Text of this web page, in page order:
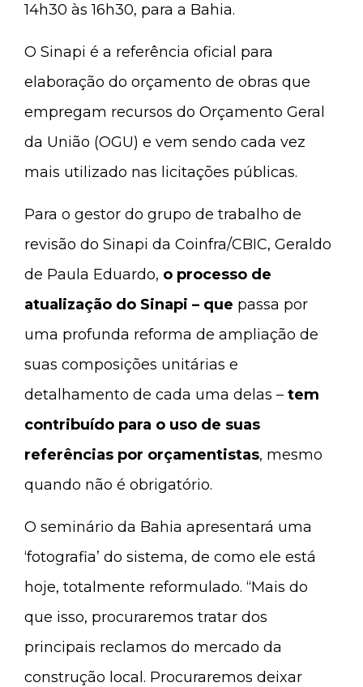
14h30 às 16h30, para a Bahia.
O Sinapi é a referência oficial para
elaboração do orçamento de obras que
empregam recursos do Orçamento Geral
da União (OGU) e vem sendo cada vez
mais utilizado nas licitações públicas.
Para o gestor do grupo de trabalho de
revisão do Sinapi da Coinfra/CBIC, Geraldo
de Paula Eduardo, o processo de
atualização do Sinapi – que passa por
uma profunda reforma de ampliação de
suas composições unitárias e
detalhamento de cada uma delas – tem
contribuído para o uso de suas
referências por orçamentistas, mesmo
quando não é obrigatório.
O seminário da Bahia apresentará uma
‘fotografia’ do sistema, de como ele está
hoje, totalmente reformulado. “Mais do
que isso, procuraremos tratar dos
principais reclamos do mercado da
construção local. Procuraremos deixar